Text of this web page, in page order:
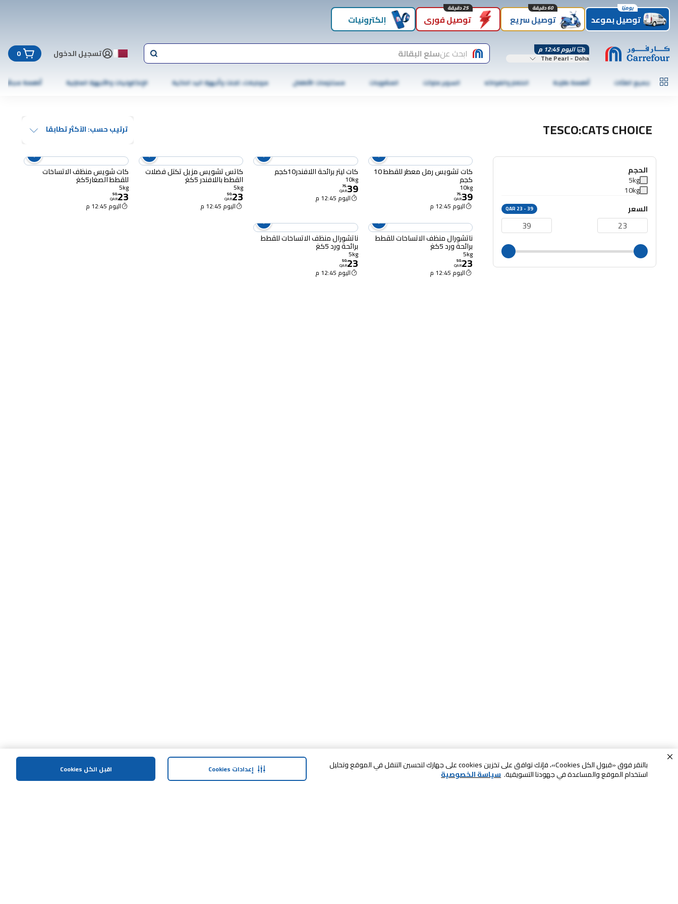
بالنقر فوق «قبول الكل Cookies»، فإنك توافق على تخزين cookies على جهازك لتحسين التنقل في الموقع وتحليل
استخدام الموقع والمساعدة في جهودنا التسويقية. سياسة الخصوصية اقبل الكل Cookies إعدادات Cookies
توصيل بموعد
يوميًا
توصيل سريع
60 دقيقة
توصيل فوري
25 دقيقة
إلكترونيات
اليوم 12:45 م
The Pearl - Doha ابحث عنسلع البقالة تسجيل الدخول 0
جميع الفئات أطعمة طازجة الخضار والفواكه السوبر ماركت المشروبات مستلزمات الأطفال موبايلات، تابلت وأجهزة اليد الذكية الإلكترونيات والأجهزة المنزلية أطعمة مجمّدة
TESCO:CATS CHOICE ترتيب حسب: الآكثر تطابقا
الحجم
5kg
10kg
السعر
QAR 23 - 39
كات تشويس رمل معطر للقطط 10
كجم
10kg
39
.
75
QAR
اليوم 12:45 م
كات ليتر برائحة اللافندر10كجم
10kg
39
.
75
QAR
اليوم 12:45 م
كاتس تشويس مزيل تكتل فضلات
القطط باللافندر 5كغ
5kg
23
.
50
QAR
اليوم 12:45 م
كات شويس منظف الاتساخات
للقطط الصغار5كغ
5kg
23
.
50
QAR
اليوم 12:45 م
ناتشورال منظف الاتساخات للقطط
برائحة ورد 5كغ
5kg
23
.
50
QAR
اليوم 12:45 م
ناتشورال منظف الاتساخات للقطط
برائحة ورد 5كغ
5kg
23
.
50
QAR
اليوم 12:45 م